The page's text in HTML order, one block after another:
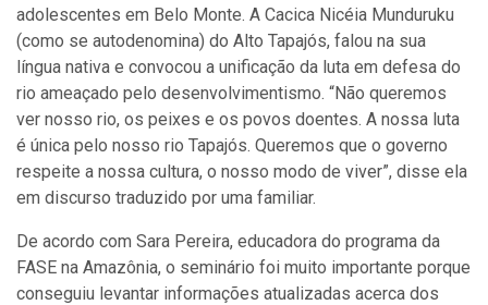
adolescentes em Belo Monte. A Cacica Nicéia Munduruku
(como se autodenomina) do Alto Tapajós, falou na sua
língua nativa e convocou a unificação da luta em defesa do
rio ameaçado pelo desenvolvimentismo. “Não queremos
ver nosso rio, os peixes e os povos doentes. A nossa luta
é única pelo nosso rio Tapajós. Queremos que o governo
respeite a nossa cultura, o nosso modo de viver”, disse ela
em discurso traduzido por uma familiar.
De acordo com Sara Pereira, educadora do programa da
FASE na Amazônia, o seminário foi muito importante porque
conseguiu levantar informações atualizadas acerca dos